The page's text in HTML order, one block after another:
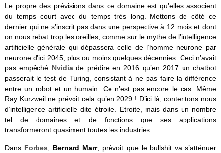
Le propre des prévisions dans ce domaine est qu’elles associent
du temps court avec du temps très long. Mettons de côté ce
dernier qui ne s’inscrit pas dans une perspective à 12 mois et dont
on nous rebat trop les oreilles, comme sur le mythe de l’intelligence
artificielle générale qui dépassera celle de l’homme neurone par
neurone d’ici 2045, plus ou moins quelques décennies. Ceci n’avait
pas empêché Nvidiade prédire en 2016 qu’en 2017 un chatbot
passerait le test de Turing, consistant à ne pas faire la différence
entre un robot et un humain. Ce n’est pas encore le cas. Même
Ray Kurzweil ne prévoit cela qu’en 2029 ! D’ici là, contentons nous
d’intelligence artificielle dite étroite. Etroite, mais dans un nombre
tel de domaines et de fonctions que ses applications
transformeront quasiment toutes les industries.
Dans Forbes Bernard Marr, prévoit que le bullshit va s’atténuer